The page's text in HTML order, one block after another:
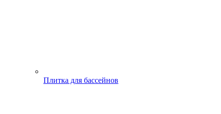
Плитка для бассейнов